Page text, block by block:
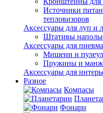
Источники
тепловизоров
Аксессуары для луп и
Штативы
Аксессуары для
Мишени и
Пружины и
Аксессуары для
Разное
Компасы
Фонари